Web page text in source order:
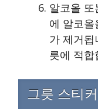
알코올 또
에 알코
가 제거
릇에 적합
그릇 스티